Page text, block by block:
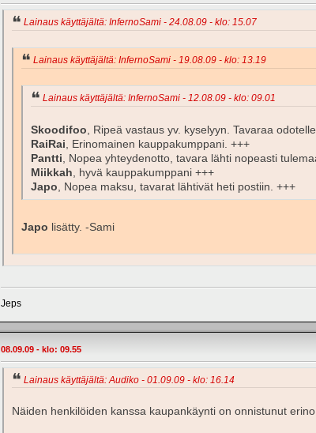
Lainaus käyttäjältä: InfernoSami - 24.08.09 - klo: 15.07
Lainaus käyttäjältä: InfernoSami - 19.08.09 - klo: 13.19
Lainaus käyttäjältä: InfernoSami - 12.08.09 - klo: 09.01
Skoodifoo , Ripeä vastaus yv. kyselyyn. Tavaraa
RaiRai , Erinomainen kauppakumppani. +++
Pantti , Nopea yhteydenotto, tavara lähti nopeasti
Miikkah , hyvä kauppakumppani +++
Japo , Nopea maksu, tavarat lähtivät heti postiin. +++
Japo lisätty. -Sami
Jeps
08.09.09 - klo: 09.55
Lainaus käyttäjältä: Audiko - 01.09.09 - klo: 16.14
Näiden henkilöiden kanssa kaupankäynti on onnistunut